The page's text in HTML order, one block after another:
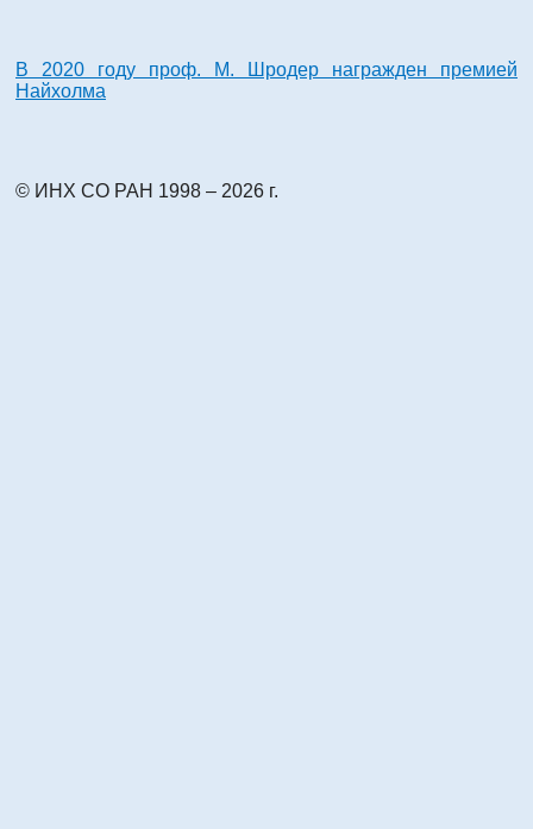
В 2020 году проф. М. Шродер награжден премией
Найхолма
© ИНХ СО РАН 1998 – 2026 г.